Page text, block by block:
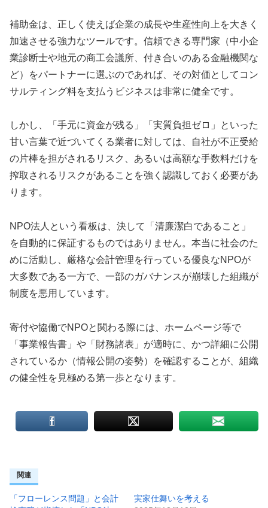
補助金は、正しく使えば企業の成長や生産性向上を大きく
加速させる強力なツールです。信頼できる専門家（中小企
業診断士や地元の商工会議所、付き合いのある金融機関な
ど）をパートナーに選ぶのであれば、その対価としてコン
サルティング料を支払うビジネスは非常に健全です。
しかし、「手元に資金が残る」「実質負担ゼロ」といった
甘い言葉で近づいてくる業者に対しては、自社が不正受給
の片棒を担がされるリスク、あるいは高額な手数料だけを
搾取されるリスクがあることを強く認識しておく必要があ
ります。
NPO法人という看板は、決して「清廉潔白であること」
を自動的に保証するものではありません。本当に社会のた
めに活動し、厳格な会計管理を行っている優良なNPOが
大多数である一方で、一部のガバナンスが崩壊した組織が
制度を悪用しています。
寄付や協働でNPOと関わる際には、ホームページ等で
「事業報告書」や「財務諸表」が適時に、かつ詳細に公開
されているか（情報公開の姿勢）を確認することが、組織
の健全性を見極める第一歩となります。
関連
「フローレンス問題」と会計
実家仕舞いを考える